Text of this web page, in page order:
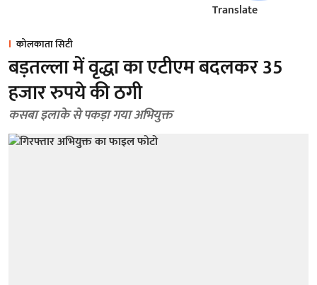
Translate
कोलकाता सिटी
बड़तल्ला में वृद्धा का एटीएम बदलकर 35
हजार रुपये की ठगी
कसबा इलाके से पकड़ा गया अभियुक्त